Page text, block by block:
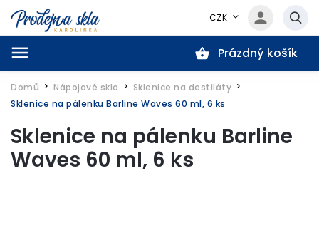
CZK
Prázdný košík
Domů / Nápojové sklo / Sklenice na destiláty /
Sklenice na pálenku Barline Waves 60 ml, 6 ks
Sklenice na pálenku Barline
Waves 60 ml, 6 ks